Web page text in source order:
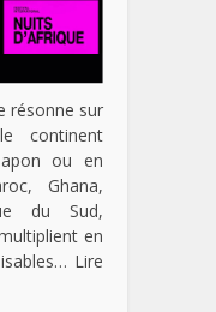
résonne sur
continent
ou en
Ghana,
du Sud,
en
Lire